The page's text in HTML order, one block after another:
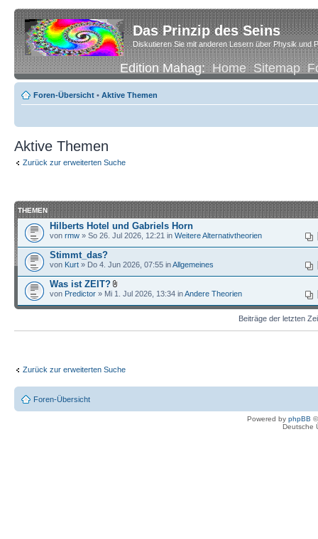
Das Prinzip des Seins
Diskutieren Sie mit anderen Lesern über Physik und
Edition Mahag:Home Sitemap
Foren-Übersicht • Aktive Themen
Aktive Themen
Zurück zur erweiterten Suche
THEMEN
Hilberts Hotel und Gabriels Horn
von rmw » So 26. Jul 2026, 12:21 in Weitere Alternativtheorien
Stimmt_das?
von Kurt » Do 4. Jun 2026, 07:55 inAllgemeines
Was ist ZEIT?
von Predictor » Mi 1. Jul 2026, 13:34 inAndere Theorien
Beiträge der letzten
Zurück zur erweiterten Suche
Foren-Übersicht
Powered by phpBB
Deutsche